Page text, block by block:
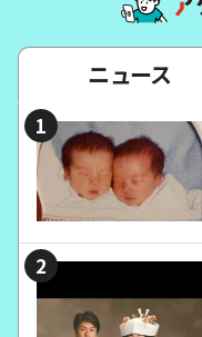
ニュース